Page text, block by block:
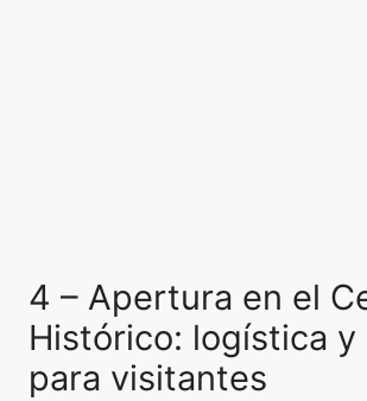
4 – Apertura en el
Histórico: logística y
para visitantes